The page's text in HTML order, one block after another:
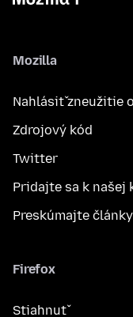
Mozilla
Nahlásiť zneužitie
Zdrojový kód
Twitter
Pridajte sa k našej
Preskúmajte
Firefox
Stiahnuť